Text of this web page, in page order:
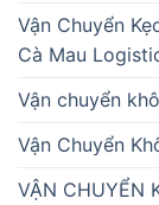
Vận Chuyển
Cà Mau
Vận chuyển
Vận Chuyển
VẬN CHUYỂN